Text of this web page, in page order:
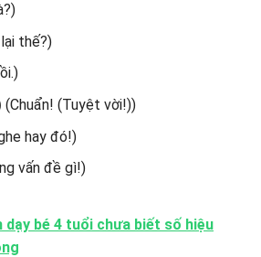
thế?)
(Chuẩn! (Tuyệt vời!))
hay đó!)
vấn đề gì!)
dạy bé 4 tuổi chưa biết số hiệu